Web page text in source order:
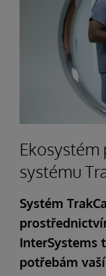
systému
Systém
InterSystems
potřebám